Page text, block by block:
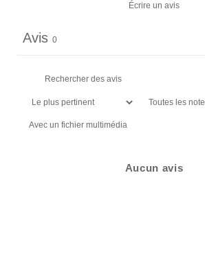
Écrire un avis
Avis 0
Avec un fichier multimédia
Aucun avis